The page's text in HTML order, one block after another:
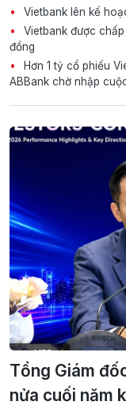
Vietbank lên kế
Vietbank được
đồng
Hơn 1 tỷ cổ phiếu
ABBank chờ nhập
Tổng Giám
nửa cuối năm